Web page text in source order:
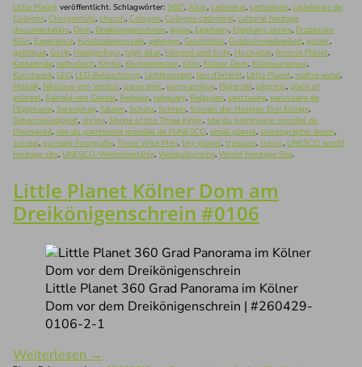
Little Planet veröffentlicht. Schlagwörter: 360°, Altar, cathedral, cathédrale, cathédrale de
Cologne, Chorgestühl, church, Cologne, Cologne cathedral, cultural heritage
documentation, Dom, Dreikönigenschrein, église, Epiphany, Epiphany shrine, Erzbistum
Köln, Experience, Fussbodenmosaik, gebogen, Geschichte, Goldschmiedearbeit, gothic,
gothique, Gotik, Heiligenfigur, high altar, Himmel und Erde, Hochaltar, Inverse Planet,
Kathedrale, katholisch, Kirche, Kirchenfenster, Köln, Kölner Dom, Kölntourismus,
Kunstwerk, LED, LED-Beleuchtung, Lichtkonzept, lieu d'intérêt, Little Planet, maître-autel,
Mosaik, Nikolaus von Verdun, panoramic, panoramique, Pilgerziel, pilgrims, place of
interest, Rainald von Dassel, Religion, reliquary, Reliquien, sanctuaire, sanctuaire de
l'Epiphanie, Sarkophag, Säulen, Schatz, Schrein, Schrein der Heiligen Drei Könige,
Sehenswürdigkeit, shrine, Shrine of the Three Kings, site du patrimoine mondial de
l'humanité, site du patrimoine mondial de l'UNESCO, small planet, stereographic down,
surreal, surreale Fotografie, Three Wise Men, tiny planet, treasure, trésor, UNESCO world
heritage site, UNESCO-Welterbestätte, Weltkulturerbe, World Heritage Site.
Little Planet Kölner Dom am
Dreikönigenschrein #0106
Little Planet 360 Grad Panorama im Kölner
Dom vor dem Dreikönigenschrein | #260429-
0106-2-1
Weiterlesen →